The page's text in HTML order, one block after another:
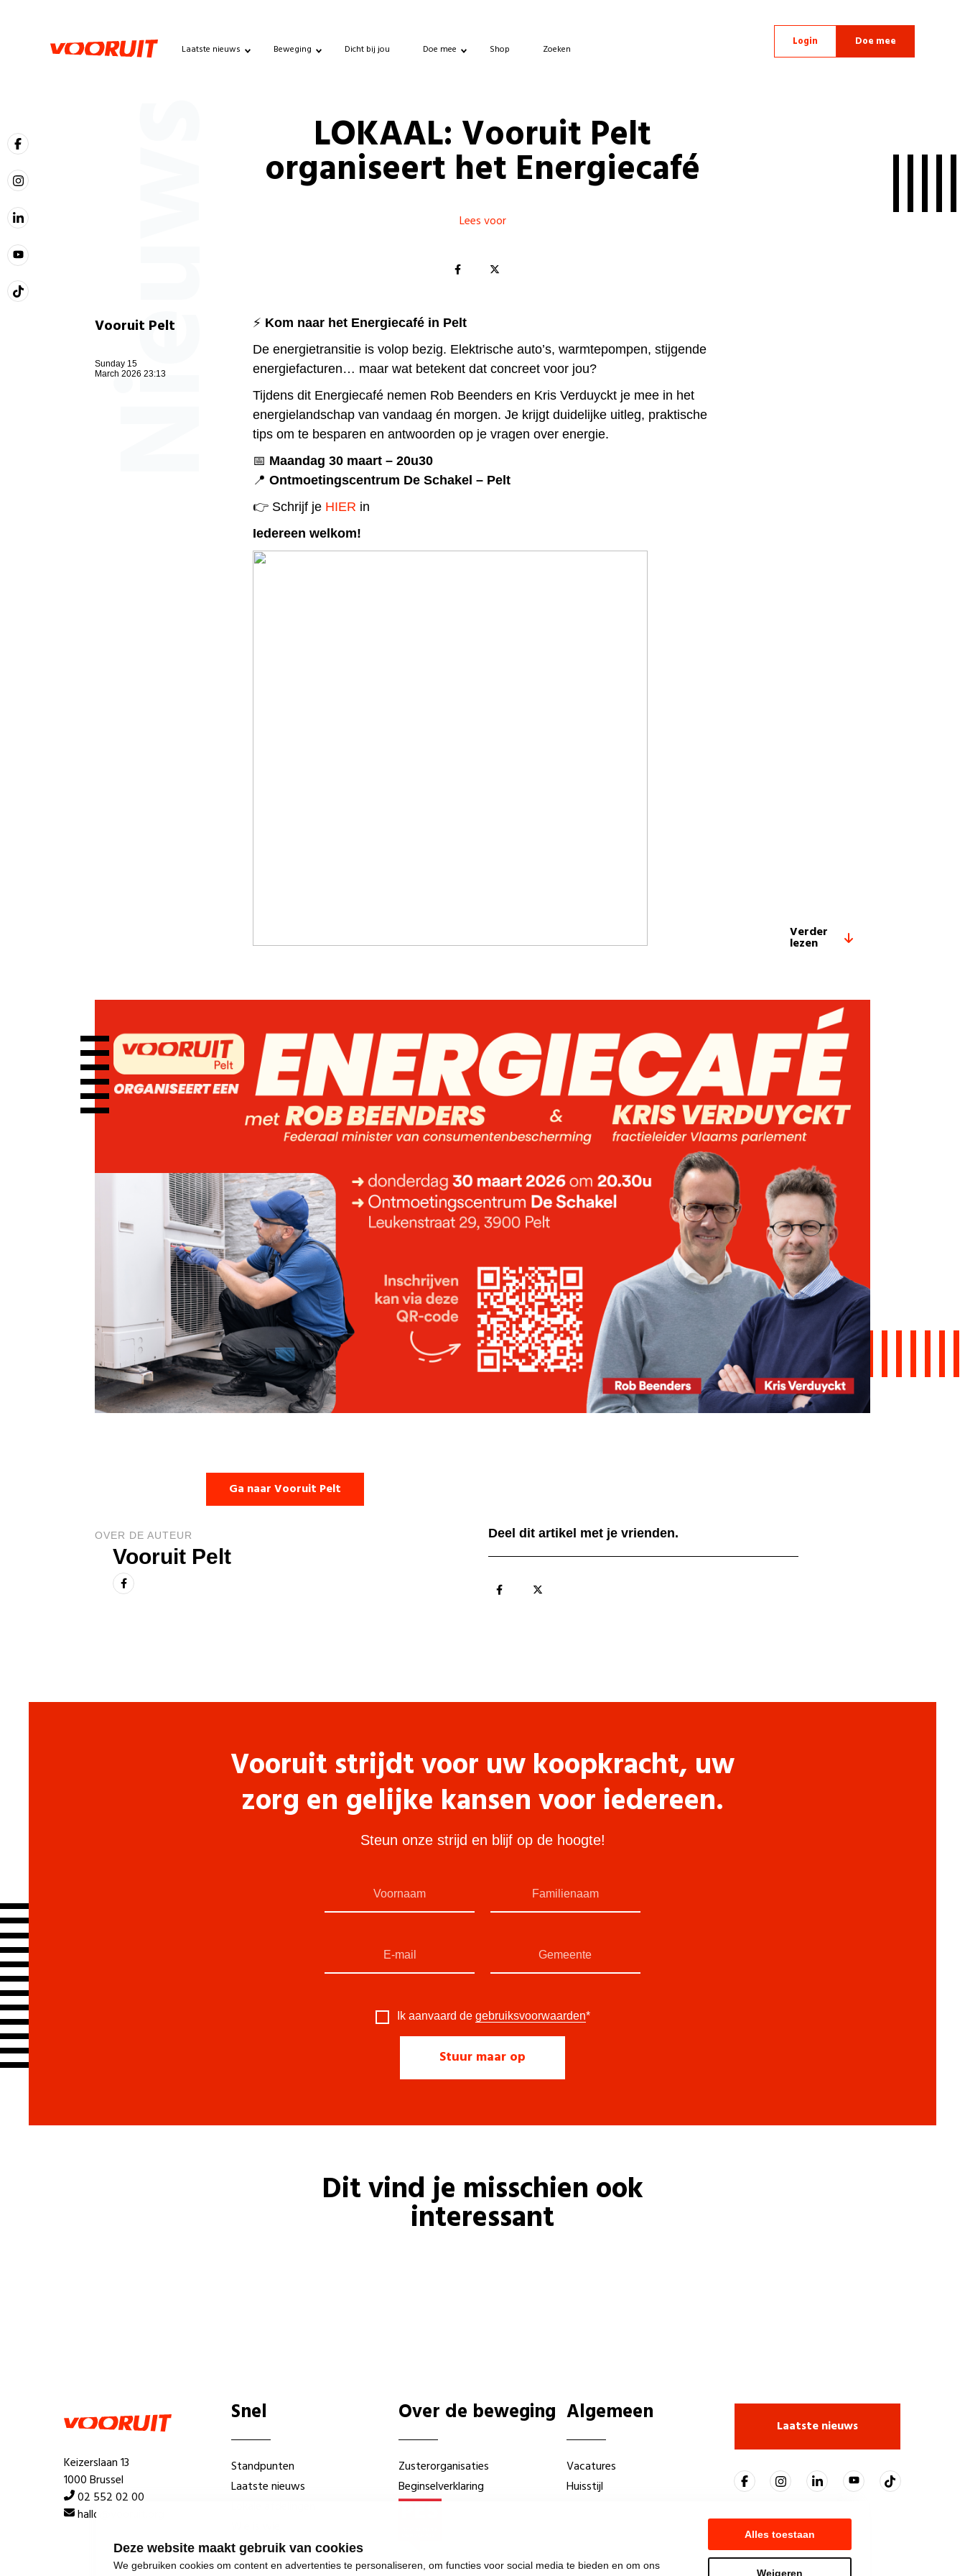
Deze website maakt gebruik van cookies
We gebruiken cookies om content en advertenties te personaliseren, om functies voor social media te bieden en om ons
Alles toestaan
Weigeren
Laatste nieuws Beweging Dicht bij jou Doe mee Shop Zoeken
Login Doe mee
Nieuws LOKAAL: Vooruit Pelt
organiseert het Energiecafé
Lees voor
Vooruit Pelt
Sunday 15
March 2026 23:13
⚡ Kom naar het Energiecafé in Pelt
De energietransitie is volop bezig. Elektrische auto’s, warmtepompen, stijgende
energiefacturen… maar wat betekent dat concreet voor jou?
Tijdens dit Energiecafé nemen Rob Beendersen Kris Verduycktje mee in het
energielandschap van vandaag én morgen. Je krijgt duidelijke uitleg, praktische
tips om te besparen en antwoorden op je vragen over energie.
📅 Maandag 30 maart – 20u30
📍 Ontmoetingscentrum De Schakel – Pelt
👉 Schrijf jeHIER in
Iedereen welkom!
Verder
lezen
Ga naar Vooruit Pelt
OVER DE AUTEUR
Vooruit Pelt
Deel dit artikel met je vrienden.
Vooruit strijdt voor uw koopkracht, uw
zorg en gelijke kansen voor iedereen.
Steun onze strijd en blijf op de hoogte!
Ik aanvaard de gebruiksvoorwaarden*
Dit vind je misschien ook
interessant
Keizerslaan 13
1000 Brussel
02 552 02 00
hallo@vooruit.org
Snel
Standpunten
Laatste nieuws
Over de beweging
Zusterorganisaties
Beginselverklaring
Algemeen
Vacatures
Huisstijl
Laatste nieuws